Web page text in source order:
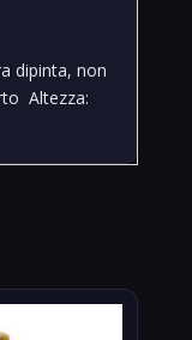
dipinta, non
Altezza: